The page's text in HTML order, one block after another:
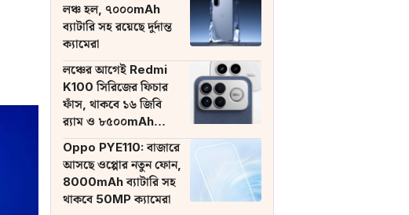
লঞ্চ হল, ৭০০০mAh
ব্যাটারি সহ রয়েছে দুর্দান্ত
ক্যামেরা
লঞ্চের আগেই Redmi
K100 সিরিজের ফিচার
ফাঁস, থাকবে ১৬ জিবি
র‌্যাম ও ৮৫০০mAh
ব্যাটারি
Oppo PYE110: বাজারে
আসছে ওপ্পোর নতুন ফোন,
8000mAh ব্যাটারি সহ
থাকবে 50MP ক্যামেরা